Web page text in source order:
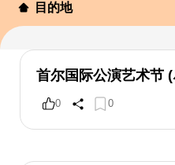
目的地
首尔国际公演艺术节
0 0